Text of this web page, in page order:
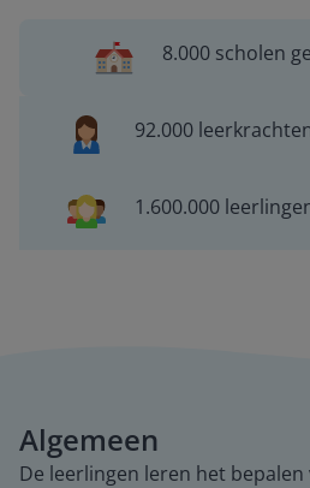
8.000 scholen
92.000
1.600.000
Algemeen
De leerlingen leren het